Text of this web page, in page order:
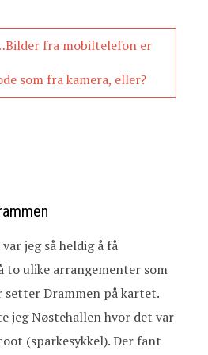
fra mobiltelefon er
som fra kamera, eller?
jeg så heldig å få
to ulike arrangementer som
setter Drammen på kartet.
jeg Nøstehallen hvor det var
(sparkesykkel). Der fant